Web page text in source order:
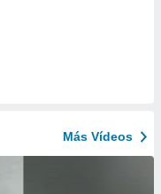
Más Vídeos